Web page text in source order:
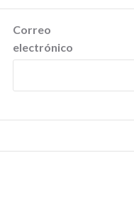
Correo
electrónico